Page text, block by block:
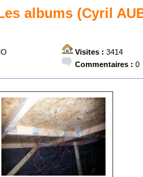
albums (Cyril
Visites : 3414
Commentaires : 0